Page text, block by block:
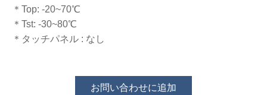
＊Top: -20~70℃
​​​​​​​＊Tst: -30~80℃
＊タッチパネル​​​​​​​ : なし
お問い合わせに追加